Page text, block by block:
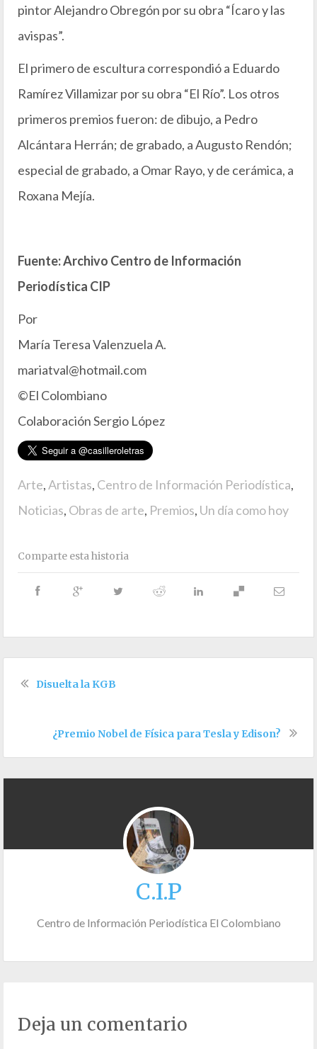
pintor Alejandro Obregón por su obra “Ícaro y las
avispas”.
El primero de escultura correspondió a Eduardo
Ramírez Villamizar por su obra “El Río”. Los otros
primeros premios fueron: de dibujo, a Pedro
Alcántara Herrán; de grabado, a Augusto Rendón;
especial de grabado, a Omar Rayo, y de cerámica, a
Roxana Mejía.
Fuente: Archivo Centro de Información
Periodística CIP
Por
María Teresa Valenzuela A.
mariatval@hotmail.com
©El Colombiano
Colaboración Sergio López
Arte,Artistas, Centro de Información Periodística,
Noticias, Obras de arte, Premios, Un día como hoy
Comparte esta historia
Disuelta la KGB
¿Premio Nobel de Física para Tesla y Edison?
C.I.P
Centro de Información Periodística El Colombiano
Deja un comentario